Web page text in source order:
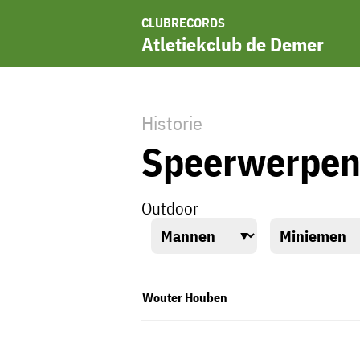
CLUBRECORDS
Atletiekclub de Demer
Historie
Speerwerpen
Outdoor
Wouter Houben